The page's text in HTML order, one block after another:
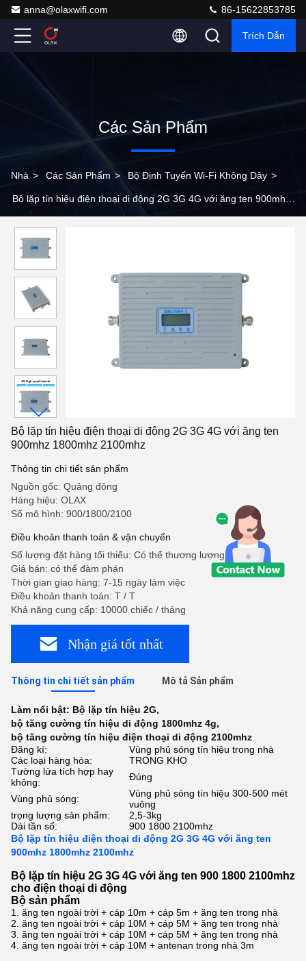
anna@olaxwifi.com 86-15622853785
Trích Dẫn
Các Sản Phẩm
Nhà > Các Sản Phẩm > Bộ Định Tuyến Wi-Fi Không Dây >
Bộ lặp tín hiệu điện thoại di động 2G 3G 4G với ăng ten 900mhz
Bộ lặp tín hiệu điện thoại di động 2G 3G 4G với ăng ten
900mhz 1800mhz 2100mhz
Thông tin chi tiết sản phẩm
Nguồn gốc: Quảng đông
Hàng hiệu: OLAX
Số mô hình: 900/1800/2100
Điều khoản thanh toán & vận chuyển
Số lượng đặt hàng tối thiểu: Có thể thương lượng
Giá bán: có thể đàm phán
Thời gian giao hàng: 7-15 ngày làm việc
Điều khoản thanh toán: T / T
Khả năng cung cấp: 10000 chiếc / tháng
Nhận giá tốt nhất
Thông tin chi tiết sản phẩm Mô tả Sản phẩm
Làm nổi bật: Bộ lặp tín hiệu 2G,
bộ tăng cường tín hiệu di động 1800mhz 4g,
bộ tăng cường tín hiệu điện thoại di động 2100mhz
Đăng kí:
Vùng phủ sóng tín hiệu trong nhà
Các loại hàng hóa:
TRONG KHO
Tường lửa tích hợp hay
không:
Đúng
Vùng phủ sóng:
Vùng phủ sóng tín hiệu 300-500 mét
vuông
trọng lượng sản phẩm:
2,5-3kg
Dải tần số:
900 1800 2100mhz
Bộ lặp tín hiệu điện thoại di động 2G 3G 4G với ăng ten
900mhz 1800mhz 2100mhz
Bộ lặp tín hiệu 2G 3G 4G với ăng ten 900 1800 2100mhz
cho điện thoại di động
Bộ sản phẩm
1. ăng ten ngoài trời + cáp 10m + cáp 5m + ăng ten trong nhà
2. ăng ten ngoài trời + cáp 10M + cáp 5M + ăng ten trong nhà
3. ăng ten ngoài trời + cáp 10M + cáp 5M + ăng ten trong nhà
4. ăng ten ngoài trời + cáp 10M + antenan trong nhà 3m